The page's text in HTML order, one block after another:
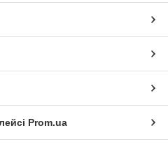
Prom.ua